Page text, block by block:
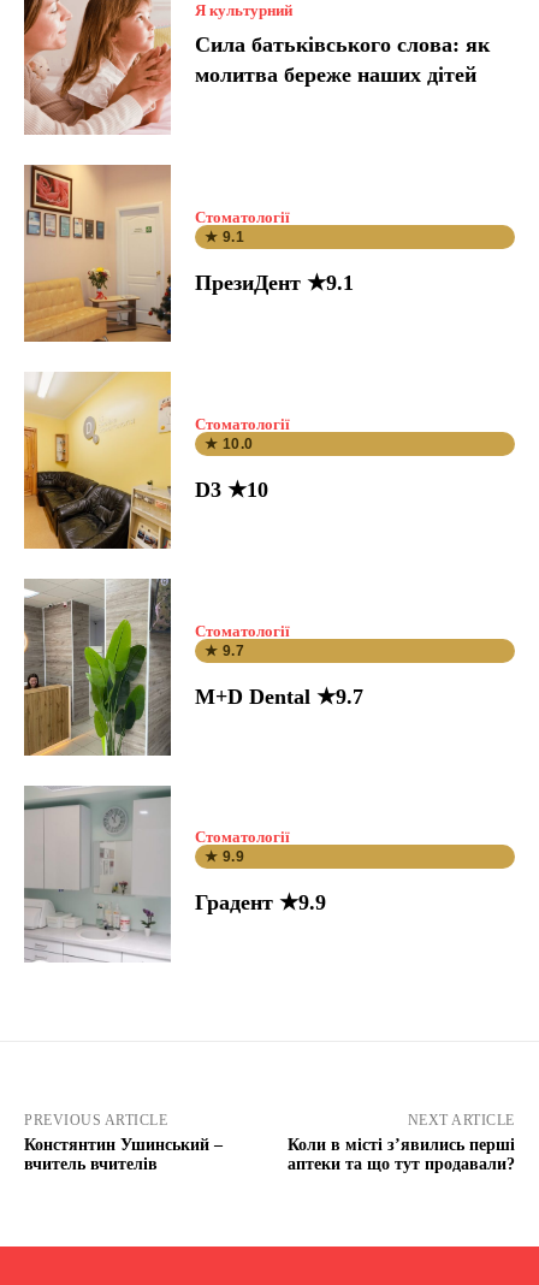
Я культурний
Сила батьківського слова: як
молитва береже наших дітей
Стоматології
★ 9.1
ПрезиДент ★9.1
Стоматології
★ 10.0
D3 ★10
Стоматології
★ 9.7
M+D Dental ★9.7
Стоматології
★ 9.9
Градент ★9.9
PREVIOUS ARTICLE
Констянтин Ушинський –
вчитель вчителів
NEXT ARTICLE
Коли в місті з’явились перші
аптеки та що тут продавали?